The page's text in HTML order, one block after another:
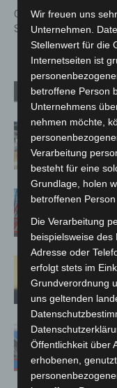
Großeinsatz von
Schule in Hannover-
Verwandte Artikel
A2:
A7
Wir freuen uns
Unternehmen.
Stellenwert für die
Internetseiten ist
betroffene Person
Unternehmens
nehmen möchte,
Verarbeitung
besteht für eine
Grundlage, holen
betroffenen
Die Verarbeitung
beispielsweise
Adresse oder
erfolgt stets im
Grundverordnung
uns geltenden
Öffentlichkeit über
erhobenen,